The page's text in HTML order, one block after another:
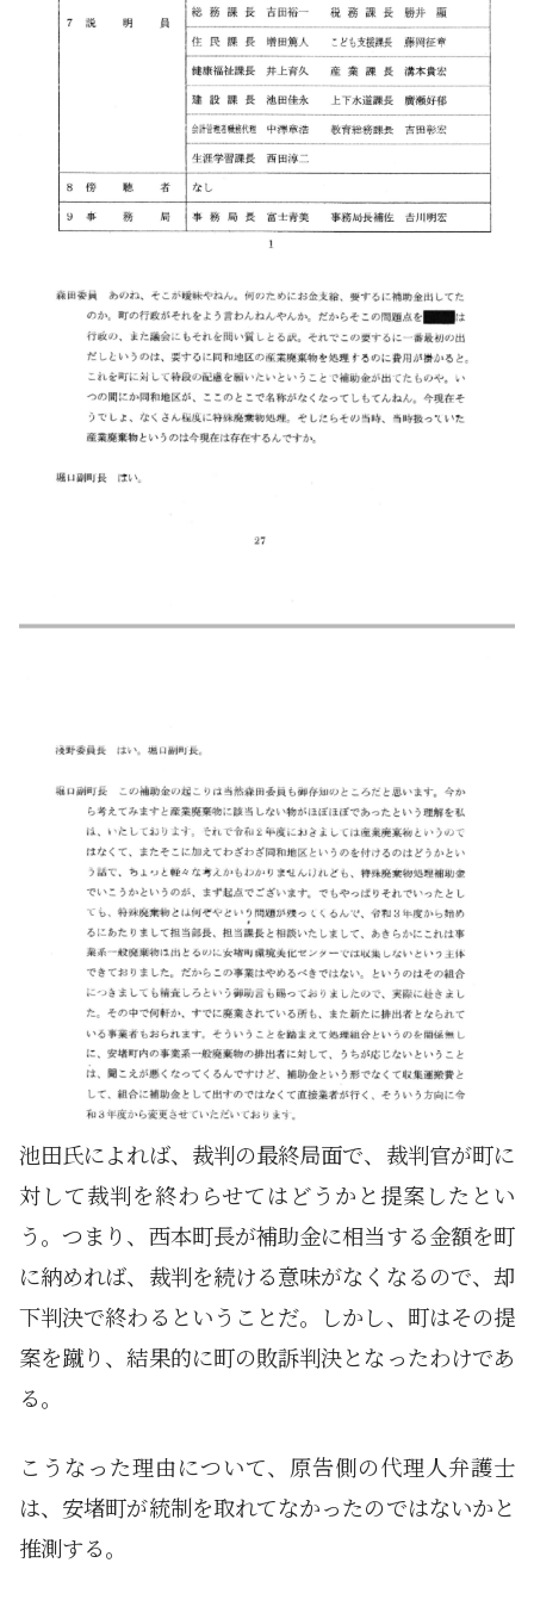
池田氏によれば、裁判の最終局面で、裁判官が町に
対して裁判を終わらせてはどうかと提案したとい
う。つまり、西本町長が補助金に相当する金額を町
に納めれば、裁判を続ける意味がなくなるので、却
下判決で終わるということだ。しかし、町はその提
案を蹴り、結果的に町の敗訴判決となったわけであ
る。
こうなった理由について、原告側の代理人弁護士
は、安堵町が統制を取れてなかったのではないかと
推測する。